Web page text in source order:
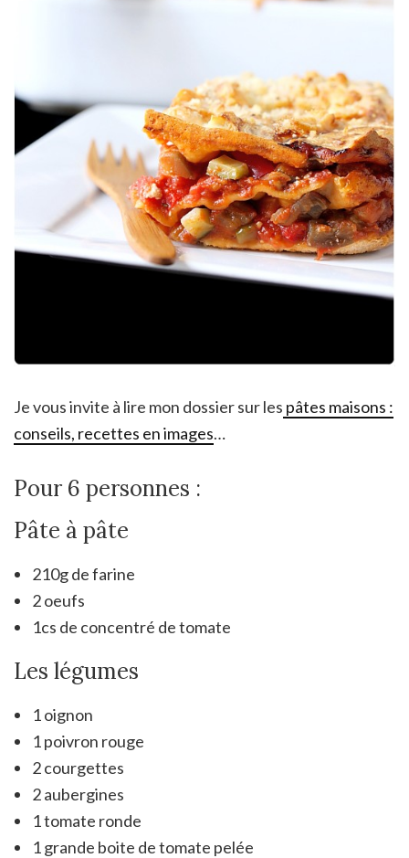
Je vous invite à lire mon dossier sur les pâtes maisons :
conseils, recettes en images…
Pour 6 personnes :
Pâte à pâte
210g de farine
2 oeufs
1cs de concentré de tomate
Les légumes
1 oignon
1 poivron rouge
2 courgettes
2 aubergines
1 tomate ronde
1 grande boite de tomate pelée